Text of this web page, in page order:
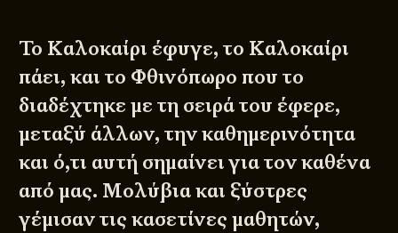
Το Καλοκαίρι έφυγε, το Καλοκαίρι
πάει, και το Φθινόπωρο που το
διαδέχτηκε με τη σειρά του έφερε,
μεταξύ άλλων, την καθημερινότητα
και ό,τι αυτή σημαίνει για τον καθένα
από μας. Μολύβια και ξύστρες
γέμισαν τις κασετίνες μαθητών,